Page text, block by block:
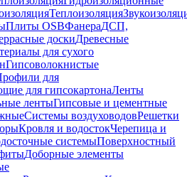
Теплоизоляция
Плиты OSBФанераДСП,
доскиДревесные
для сухого
Гипсоволокнистые
для
для гипсокартонаЛенты
лентыГипсовые и цементные
Системы воздуховодовРешетки
Кровля и водостокЧерепица и
системыПоверхностный
Доборные элементы